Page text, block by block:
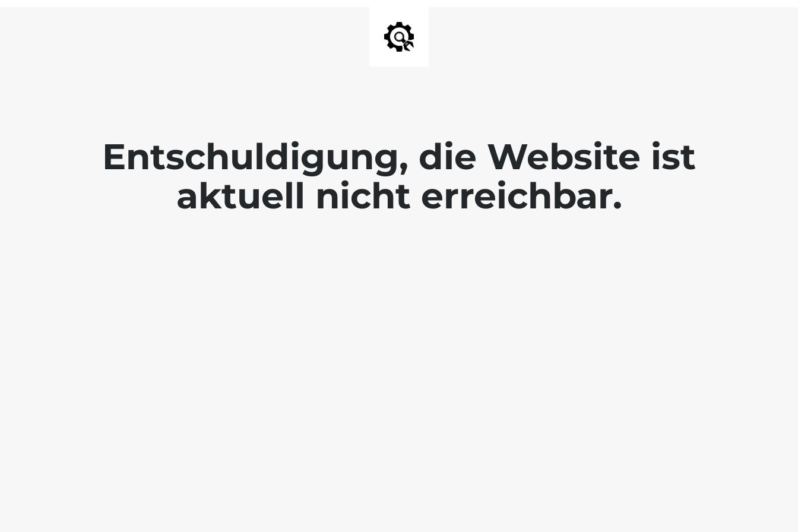
Entschuldigung, die Website ist
aktuell nicht erreichbar.